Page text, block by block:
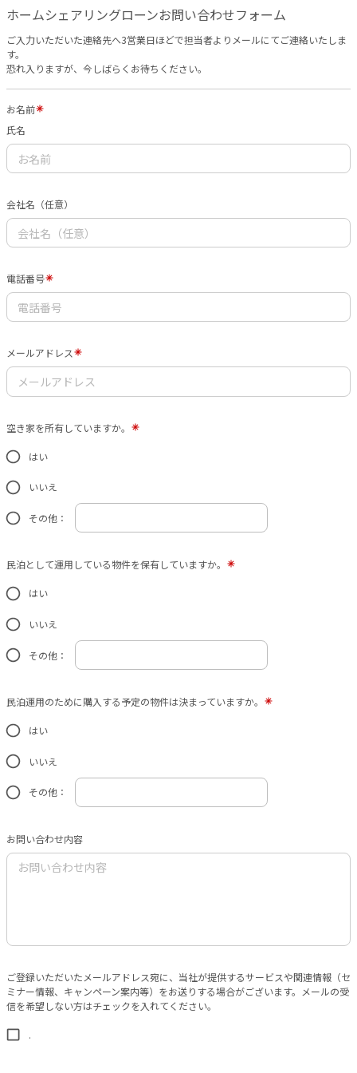
ホームシェアリングローンお問い合わせフォーム
ご入力いただいた連絡先へ3営業日ほどで担当者よりメールにてご連絡いたしま
す。
恐れ入りますが、今しばらくお待ちください。
お名前
氏名
会社名（任意）
電話番号
メールアドレス
空き家を所有していますか。
はい
いいえ
その他：
民泊として運用している物件を保有していますか。
はい
いいえ
その他：
民泊運用のために購入する予定の物件は決まっていますか。
はい
いいえ
その他：
お問い合わせ内容
ご登録いただいたメールアドレス宛に、当社が提供するサービスや関連情報（セ
ミナー情報、キャンペーン案内等）をお送りする場合がございます。メールの受
信を希望しない方はチェックを入れてください。
.